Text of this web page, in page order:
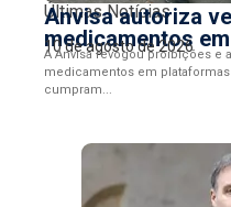
Últimas Notícias
Anvisa autoriza
medicamentos
10 de agosto de 2026
A Anvisa revogou proibições e
medicamentos em
cumpram...